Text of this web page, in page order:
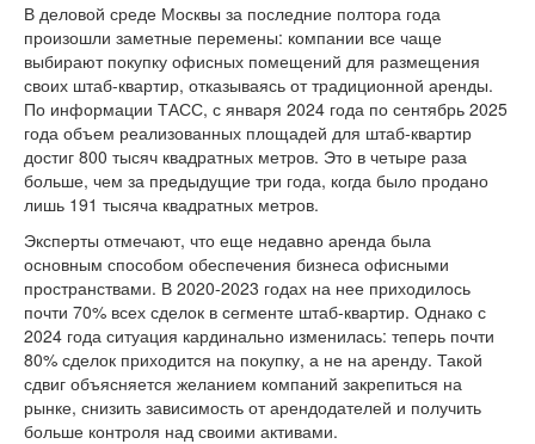
В деловой среде Москвы за последние полтора года
произошли заметные перемены: компании все чаще
выбирают покупку офисных помещений для размещения
своих штаб-квартир, отказываясь от традиционной аренды.
По информации ТАСС, с января 2024 года по сентябрь 2025
года объем реализованных площадей для штаб-квартир
достиг 800 тысяч квадратных метров. Это в четыре раза
больше, чем за предыдущие три года, когда было продано
лишь 191 тысяча квадратных метров.
Эксперты отмечают, что еще недавно аренда была
основным способом обеспечения бизнеса офисными
пространствами. В 2020-2023 годах на нее приходилось
почти 70% всех сделок в сегменте штаб-квартир. Однако с
2024 года ситуация кардинально изменилась: теперь почти
80% сделок приходится на покупку, а не на аренду. Такой
сдвиг объясняется желанием компаний закрепиться на
рынке, снизить зависимость от арендодателей и получить
больше контроля над своими активами.